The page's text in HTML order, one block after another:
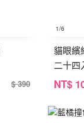
$ 390
1/6
貓眼繽
二十四
NT$